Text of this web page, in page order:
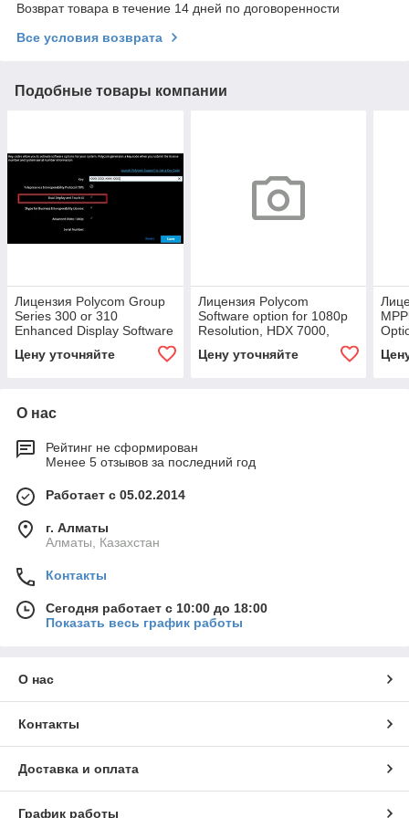
Возврат товара в течение 14 дней по договоренности
Все условия возврата
Подобные товары компании
Лицензия Polycom Group
Series 300 or 310
Enhanced Display Software
License (5150-65085-001)
Цену уточняйте
Лицензия Polycom
Software option for 1080p
Resolution, HDX 7000,
8000, 9000 (5150-26946-
001)
Цену уточняйте
О нас
Рейтинг не сформирован
Менее 5 отзывов за последний год
Работает с 05.02.2014
г. Алматы
Алматы, Казахстан
Контакты
Сегодня работает с 10:00 до 18:00
Показать весь график работы
О нас
Контакты
Доставка и оплата
График работы